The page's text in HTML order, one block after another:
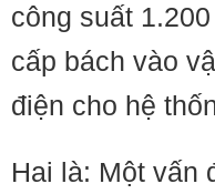
công suất
cấp bách vào
điện cho hệ
Hai là: Một vấn